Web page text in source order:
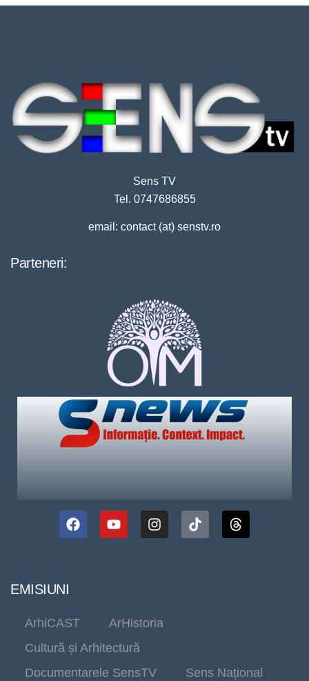
Sens TV
Tel. 0747686855
email: contact (at) senstv.ro
Parteneri:
EMISIUNI
ArhiCAST
ArHistoria
Cultură și Arhitectură
Documentarele SensTV
Sens Național